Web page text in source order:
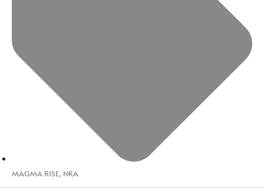
MAGMA RISE, NKA